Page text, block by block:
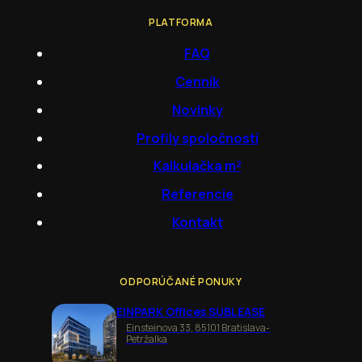
PLATFORMA
FAQ
Cenník
Novinky
Profily spoločností
Kalkulačka m²
Referencie
Kontakt
ODPORÚČANÉ PONUKY
EINPARK Offices SUBLEASE
Einsteinova 33, 85101 Bratislava-
Petržalka